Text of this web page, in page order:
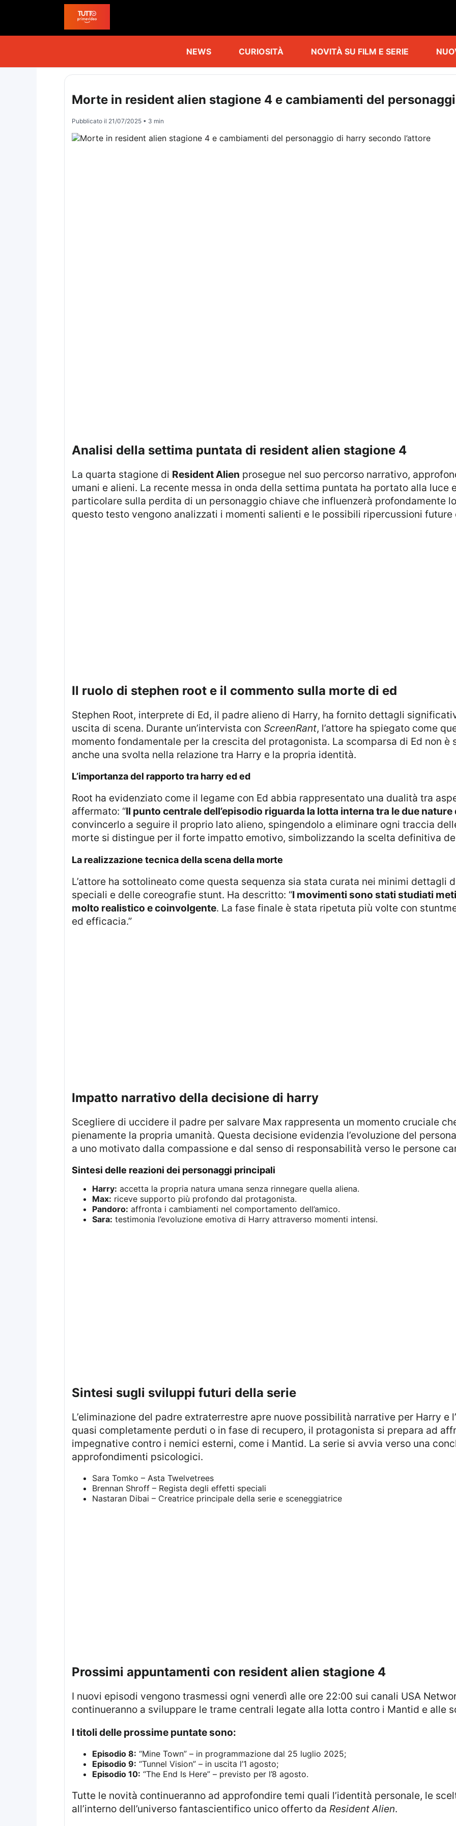
NEWS CURIOSITÀ NOVITÀ SU FILM E SERIE
Morte in resident alien stagione 4 e cambiamenti del
Pubblicato il 21/07/2025• 3 min
analisi della settima puntata di resident alien stagione 4
La quarta stagione di Resident Alien prosegue nel suo percorso narrativo,
umani e alieni. La recente messa in onda della settima puntata ha portato alla luce
particolare sulla perdita di un personaggio chiave che influenzerà profondamente
questo testo vengono analizzati i momenti salienti e le possibili ripercussioni future
il ruolo di stephen root e il commento sulla morte di ed
Stephen Root, interprete di Ed, il padre alieno di Harry, ha fornito dettagli significativi riguardo alla scena della sua
uscita di scena. Durante un’intervista con ScreenRant, l’attore ha spiegato come
momento fondamentale per la crescita del protagonista. La scomparsa di Ed non è
anche una svolta nella relazione tra Harry e la propria identità.
l’importanza del rapporto tra harry ed ed
Root ha evidenziato come il legame con Ed abbia rappresentato una dualità tra aspetti extraterrestri e umani. Ha
affermato: “Il punto centrale dell’episodio riguarda la lotta interna tra le due nature
convincerlo a seguire il proprio lato alieno, spingendolo a eliminare ogni traccia
morte si distingue per il forte impatto emotivo, simbolizzando la scelta definitiva
la realizzazione tecnica della scena della morte
L’attore ha sottolineato come questa sequenza sia stata curata nei minimi dettagli dai professionisti degli effetti
speciali e delle coreografie stunt. Ha descritto: “I movimenti sono stati studiati
molto realistico e coinvolgente. La fase finale è stata ripetuta più volte con
ed efficacia.”
impatto narrativo della decisione di harry
Scegliere di uccidere il padre per salvare Max rappresenta un momento cruciale che permette a Harry di abbracciare
pienamente la propria umanità. Questa decisione evidenzia l’evoluzione del
a uno motivato dalla compassione e dal senso di responsabilità verso le persone
sintesi delle reazioni dei personaggi principali
Harry: accetta la propria natura umana senza rinnegare quella aliena.
Max: riceve supporto più profondo dal protagonista.
Pandoro: affronta i cambiamenti nel comportamento dell’amico.
Sara: testimonia l’evoluzione emotiva di Harry attraverso momenti intensi.
sintesi sugli sviluppi futuri della serie
L’eliminazione del padre extraterrestre apre nuove possibilità narrative per Harry e l’intera trama. Con i poteri ormai
quasi completamente perduti o in fase di recupero, il protagonista si prepara ad
impegnative contro i nemici esterni, come i Mantid. La serie si avvia verso una
approfondimenti psicologici.
Sara Tomko – Asta Twelvetrees
Brennan Shroff – Regista degli effetti speciali
Nastaran Dibai – Creatrice principale della serie e sceneggiatrice
prossimi appuntamenti con resident alien stagione 4
I nuovi episodi vengono trasmessi ogni venerdì alle ore 22:00 sui canali USA Network e Syfy. Le prossime puntate
continueranno a sviluppare le trame centrali legate alla lotta contro i Mantid e alle
I titoli delle prossime puntate sono:
Episodio 8: “Mine Town” – in programmazione dal 25 luglio 2025;
Episodio 9: “Tunnel Vision” – in uscita l’1 agosto;
Episodio 10: “The End Is Here” – previsto per l’8 agosto.
Tutte le novità continueranno ad approfondire temi quali l’identità personale, le scelte morali e i legami affettivi
all’interno dell’universo fantascientifico unico offerto da Resident Alien.